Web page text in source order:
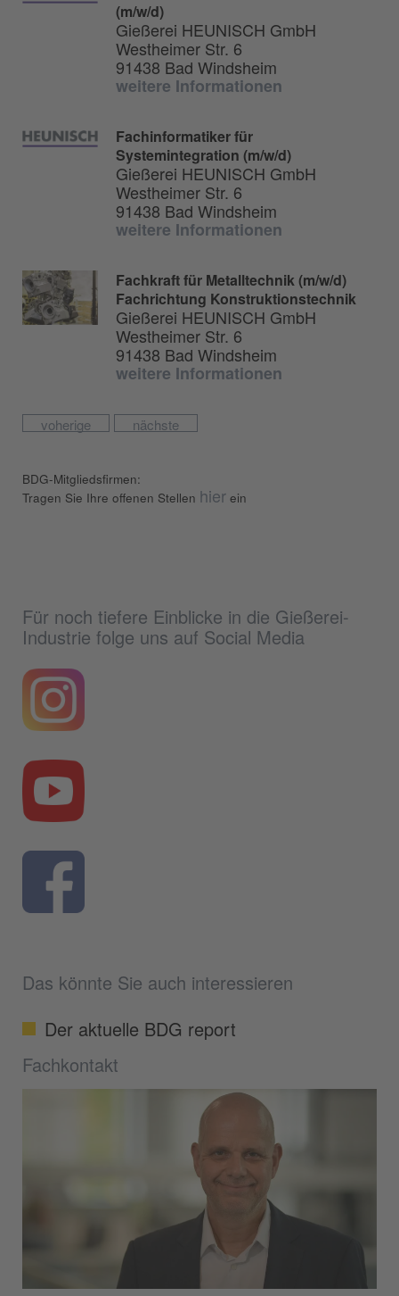
(m/w/d)
Gießerei HEUNISCH GmbH
Westheimer Str. 6
91438 Bad Windsheim
weitere Informationen
Fachinformatiker für
Systemintegration (m/w/d)
Gießerei HEUNISCH GmbH
Westheimer Str. 6
91438 Bad Windsheim
weitere Informationen
Fachkraft für Metalltechnik (m/w/d)
Fachrichtung Konstruktionstechnik
Gießerei HEUNISCH GmbH
Westheimer Str. 6
91438 Bad Windsheim
weitere Informationen
voherige nächste
BDG-Mitgliedsfirmen:
Tragen Sie Ihre offenen Stellen hier ein
Für noch tiefere Einblicke in die Gießerei-
Industrie folge uns auf Social Media
Das könnte Sie auch interessieren
Der aktuelle BDG report
Fachkontakt